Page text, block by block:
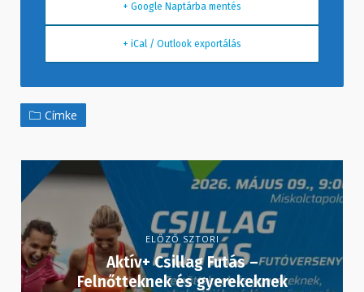
+ Google Naptárba mentés
+ iCal / Outlook exportálás
Címke
ELŐZŐ SZTORI
Aktív+ Csillag Futás –
Felnőtteknek és gyerekeknek